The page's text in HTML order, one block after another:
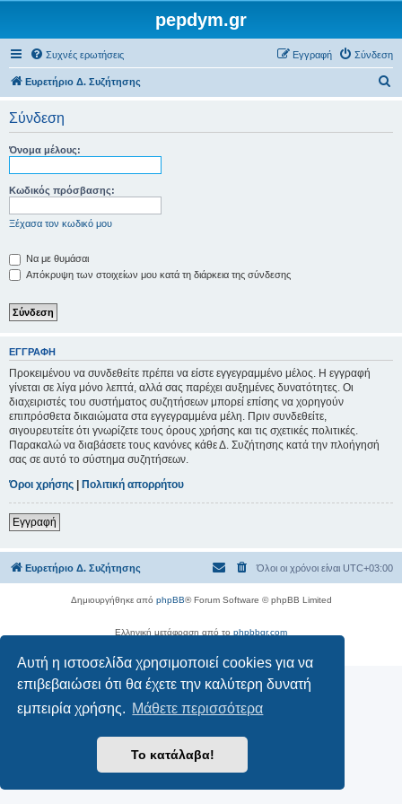
Αυτή η ιστοσελίδα χρησιμοποιεί cookies για να
επιβεβαιώσει ότι θα έχετε την καλύτερη δυνατή
εμπειρία χρήσης. Μάθετε περισσότερα
Το κατάλαβα!
pepdym.gr
Συχνές ερωτήσεις Σύνδεση
Εγγραφή
Ευρετήριο Δ. Συζήτησης
Σύνδεση
Όνομα μέλους:
Κωδικός πρόσβασης:
Ξέχασα τον κωδικό μου
Να με θυμάσαι
Απόκρυψη των στοιχείων μου κατά τη διάρκεια της σύνδεσης
ΕΓΓΡΑΦΉ
Προκειμένου να συνδεθείτε πρέπει να είστε εγγεγραμμένο μέλος. Η εγγραφή
γίνεται σε λίγα μόνο λεπτά, αλλά σας παρέχει αυξημένες δυνατότητες. Οι
διαχειριστές του συστήματος συζητήσεων μπορεί επίσης να χορηγούν
επιπρόσθετα δικαιώματα στα εγγεγραμμένα μέλη. Πριν συνδεθείτε,
σιγουρευτείτε ότι γνωρίζετε τους όρους χρήσης και τις σχετικές πολιτικές.
Παρακαλώ να διαβάσετε τους κανόνες κάθε Δ. Συζήτησης κατά την πλοήγησή
σας σε αυτό το σύστημα συζητήσεων.
Όροι χρήσης | Πολιτική απορρήτου
Εγγραφή
Ευρετήριο Δ. Συζήτησης Όλοι οι χρόνοι είναι UTC+03:00
Δημιουργήθηκε από phpBB® Forum Software © phpBB Limited
Ελληνική μετάφραση από το phpbbgr.com